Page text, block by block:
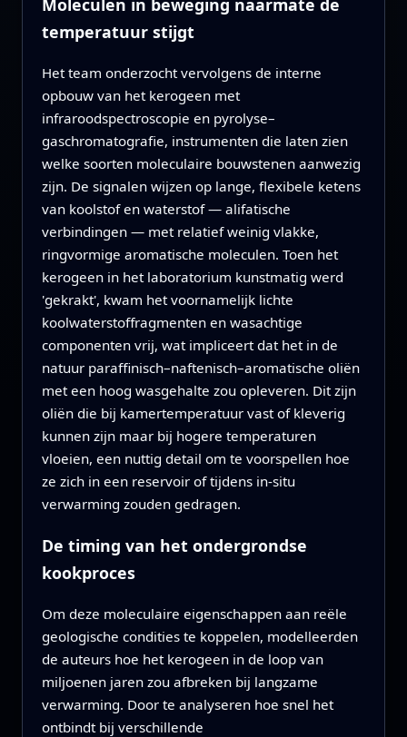
Moleculen in beweging naarmate de
temperatuur stijgt
Het team onderzocht vervolgens de interne
opbouw van het kerogeen met
infraroodspectroscopie en pyrolyse–
gaschromatografie, instrumenten die laten zien
welke soorten moleculaire bouwstenen aanwezig
zijn. De signalen wijzen op lange, flexibele ketens
van koolstof en waterstof — alifatische
verbindingen — met relatief weinig vlakke,
ringvormige aromatische moleculen. Toen het
kerogeen in het laboratorium kunstmatig werd
'gekrakt', kwam het voornamelijk lichte
koolwaterstoffragmenten en wasachtige
componenten vrij, wat impliceert dat het in de
natuur paraffinisch–naftenisch–aromatische oliën
met een hoog wasgehalte zou opleveren. Dit zijn
oliën die bij kamertemperatuur vast of kleverig
kunnen zijn maar bij hogere temperaturen
vloeien, een nuttig detail om te voorspellen hoe
ze zich in een reservoir of tijdens in-situ
verwarming zouden gedragen.
De timing van het ondergrondse
kookproces
Om deze moleculaire eigenschappen aan reële
geologische condities te koppelen, modelleerden
de auteurs hoe het kerogeen in de loop van
miljoenen jaren zou afbreken bij langzame
verwarming. Door te analyseren hoe snel het
ontbindt bij verschillende